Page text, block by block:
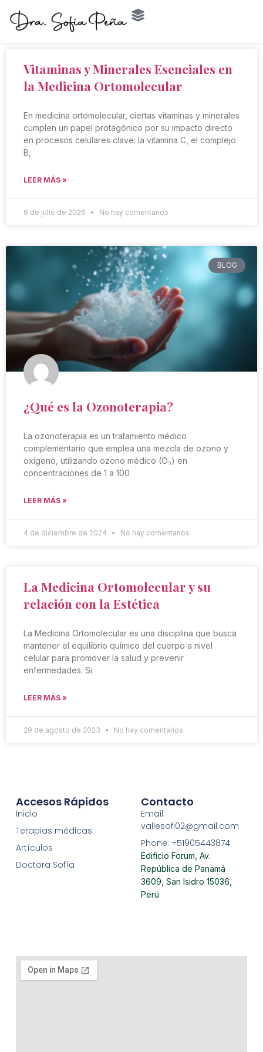
Vitaminas y Minerales Esenciales en
la Medicina Ortomolecular
En medicina ortomolecular, ciertas vitaminas y minerales
cumplen un papel protagónico por su impacto directo
en procesos celulares clave: la vitamina C, el complejo
B,
LEER MÁS »
6 de julio de 2026 No hay comentarios
BLOG
¿Qué es la Ozonoterapia?
La ozonoterapia es un tratamiento médico
complementario que emplea una mezcla de ozono y
oxígeno, utilizando ozono médico (O₃) en
concentraciones de 1 a 100
LEER MÁS »
4 de diciembre de 2024 No hay comentarios
La Medicina Ortomolecular y su
relación con la Estética
La Medicina Ortomolecular es una disciplina que busca
mantener el equilibrio químico del cuerpo a nivel
celular para promover la salud y prevenir
enfermedades. Si
LEER MÁS »
29 de agosto de 2023 No hay comentarios
Accesos Rápidos
Inicio
Terapias médicas
Artículos
Doctora Sofía
Contacto
Email:
vallesofi02@gmail.com
Phone: +51905443874
Edificio Forum, Av.
República de Panamá
3609, San Isidro 15036,
Perú